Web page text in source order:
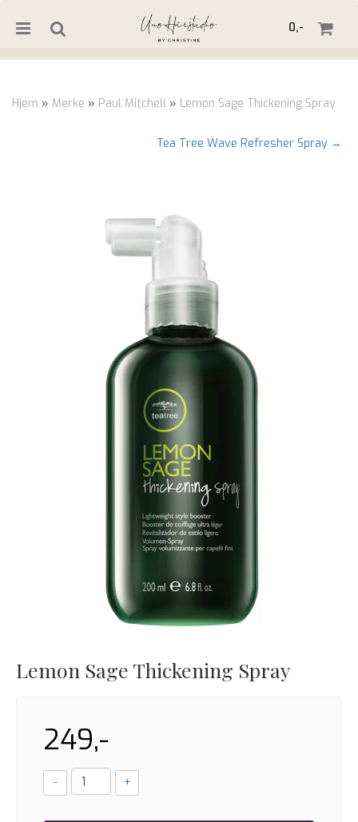
0,-
Hjem » Merke » Paul Mitchell » Lemon Sage Thickening Spray
Tea Tree Wave Refresher Spray →
Lemon Sage Thickening Spray
249,-
- +